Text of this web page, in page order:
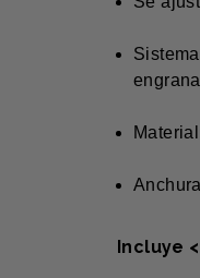
Incluye